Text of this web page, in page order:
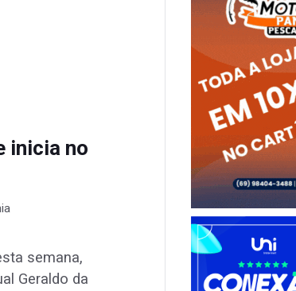
inicia no
semana,
Geraldo da